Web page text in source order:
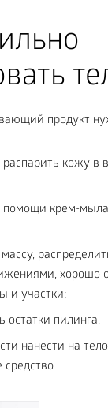
продукт
кожу в
помощи крем-
хорошо
и участки;
остатки пилинга.
нанести на